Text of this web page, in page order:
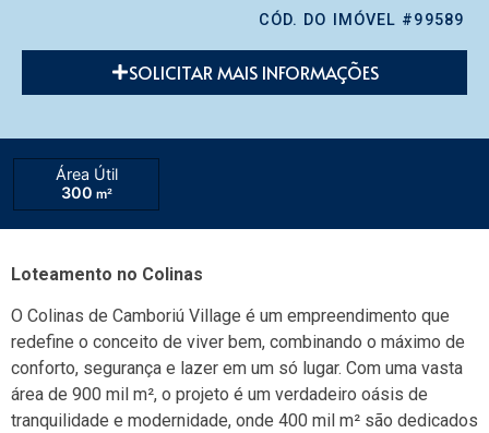
CÓD. DO IMÓVEL #99589
SOLICITAR MAIS INFORMAÇÕES
Área Útil
300 m²
Loteamento no Colinas
O Colinas de Camboriú Village é um empreendimento que
redefine o conceito de viver bem, combinando o máximo de
conforto, segurança e lazer em um só lugar. Com uma vasta
área de 900 mil m², o projeto é um verdadeiro oásis de
tranquilidade e modernidade, onde 400 mil m² são dedicados